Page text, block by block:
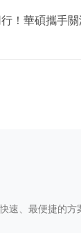
！華碩攜手
速、最便捷的方